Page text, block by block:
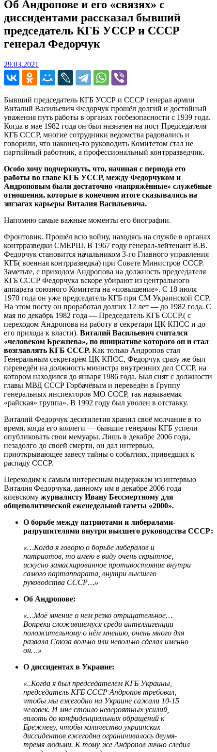
Об Андропове и его «связях» с
диссидентами рассказал бывший
председатель КГБ УССР и СССР
генерал Федорчук
29.03.2021
Бывший председатель КГБ УССР и СССР генерал армии
Виталий Васильевич Федорчук прошёл долгий и достойный
уважения путь работы в органах госбезопасности с 1939 года.
Когда в мае 1982 года он был назначен на пост Председателя
КГБ СССР, многие сотрудники ведомства радовались и
говорили, что наконец-то руководить Комитетом стал не
партийный работник, а профессиональный контрразведчик.
Особо хочу подчеркнуть, что, начиная с периода его
работы во главе КГБ УССР, между Федорчуком и
Андроповым были достаточно «напряжённые» служебные
отношения, которые в конечном итоге сказывались на
зигзагах карьеры Виталия Васильевича.
Напомню самые важные моменты его биографии.
Фронтовик. Прошёл всю войну, находясь на службе в органах
контрразведки СМЕРШ. В 1967 году генерал-лейтенант В.В.
Федорчук становится начальником 3-го Главного управления
КГБ( военная контрразведка) при Совете Министров СССР.
Заметьте, с приходом Андропова на должность председателя
КГБ СССР Федорчука вскоре убирают из центрального
аппарата союзного Комитета на «повышение». С 18 июля
1970 года он уже председатель КГБ при СМ Украинской ССР.
На этом посту он проработал долгих 12 лет — до 1982 года. С
мая по декабрь 1982 года — Председатель КГБ СССР.( c
переходом Андропова на работу в секретари ЦК КПСС и до
его прихода к власти). Виталий Васильевич считался
«человеком Брежнева», по инициативе которого он и стал
возглавлять КГБ СССР. Как только Андропов стал
Генеральным секретарём ЦК КПСС, Федорчук сразу же был
переведён на должность министра внутренних дел СССР, на
котором находился до января 1986 года. Был снят с должности
главы МВД СССР Горбачёвым и переведён в Группу
генеральных инспекторов МО СССР, так называемая
«райская» группа». В 1992 году был уволен в отставку.
Виталий Федорчук десятилетия хранил своё молчание в то
время, когда его коллеги — бывшие генералы КГБ успели
опубликовать свои мемуары. Лишь в декабре 2006 года,
незадолго до своей смерти, он дал интервью,
приоткрывающее завесу тайны о событиях, приведших к
распаду СССР.
Переходим к самым интересным выдержкам из интервью
Виталия Федорчука, данному им в декабре 2006 года
киевскому журналисту Ивану Бессмертному для
общеполитической еженедельной газеты «2000».
О борьбе между патриотами и либералами-
разрушителями внутри высшего руководства СССР:
«…Когда я говорю о борьбе либералов и
патриотов, то имею в виду очень скрытное,
искусно замаскированное противостояние внутри
самого партаппарата, внутри высшего
руководства СССР…»
Об Андропове:
«…Моё мнение о нем резко отрицательное…
Вопреки сложившемуся среди интеллигенции
положительному о нём мнению, очень много для
развала Союза вольно или невольно сделал именно
он…»
О диссидентах в Украине:
«..Когда я был председателем КГБ Украины,
председатель КГБ СССР Андропов требовал,
чтобы мы ежегодно на Украине сажали 10-15
человек. И мне стоило невероятных усилий,
вплоть до конфиденциальных обращений к
Брежневу, чтобы количество украинских
диссидентов ежегодно ограничивалось двумя-
тремя людьми. К тому же Андропов лично следил